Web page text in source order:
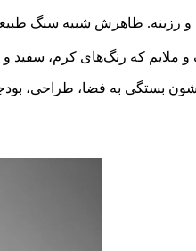
بستگی به فضا، طراحی،